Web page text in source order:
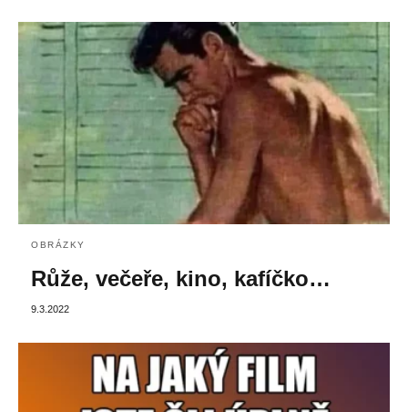
OBRÁZKY
Růže, večeře, kino, kafíčko…
9.3.2022